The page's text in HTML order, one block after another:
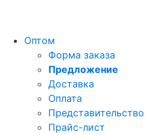
Оптом
Форма заказа
Предложение
Доставка
Оплата
Представительство
Прайс-лист